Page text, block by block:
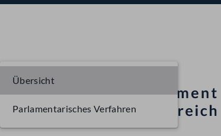
Übersicht
Parlamentarisches Verfahren